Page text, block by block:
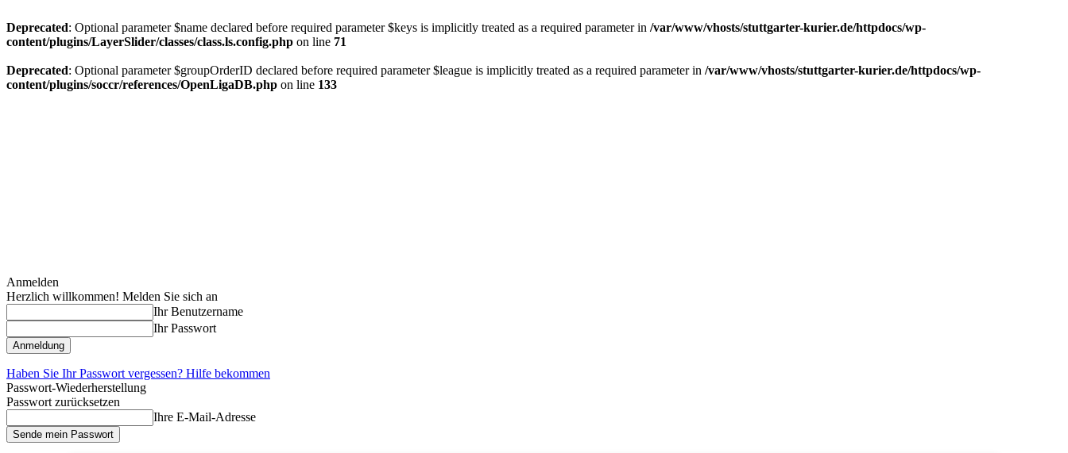
Deprecated: Optional parameter $name declared before required parameter $keys is implicitly treated as a required parameter in /var/www/vhosts/stuttgarter-kurier.de/httpdocs/wp-
content/plugins/LayerSlider/classes/class.ls.config.php on line 71
Deprecated: Optional parameter $groupOrderID declared before required parameter $league is implicitly treated as a required parameter in /var/www/vhosts/stuttgarter-kurier.de/httpdocs/wp-
content/plugins/soccr/references/OpenLigaDB.php on line 133
Anmelden
Herzlich willkommen! Melden Sie sich an
Ihr Benutzername
Ihr Passwort
Haben Sie Ihr Passwort vergessen? Hilfe bekommen
Passwort-Wiederherstellung
Passwort zurücksetzen
Ihre E-Mail-Adresse